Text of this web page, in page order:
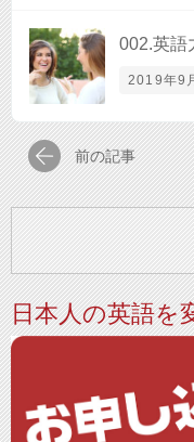
002.英語
2019年9
前の記事
日本人の英語を